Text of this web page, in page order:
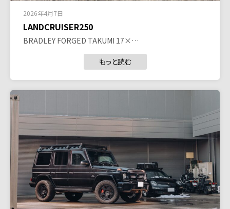
2026年4月7日
LANDCRUISER250
BRADLEY FORGED TAKUMI 17×…
もっと読む